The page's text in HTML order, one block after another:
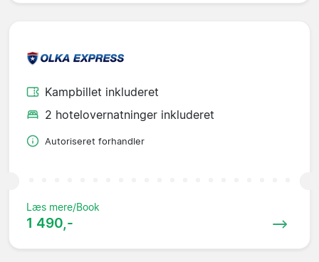
Kampbillet inkluderet
2 hotelovernatninger inkluderet
Autoriseret forhandler
Læs mere/Book
1 490,-